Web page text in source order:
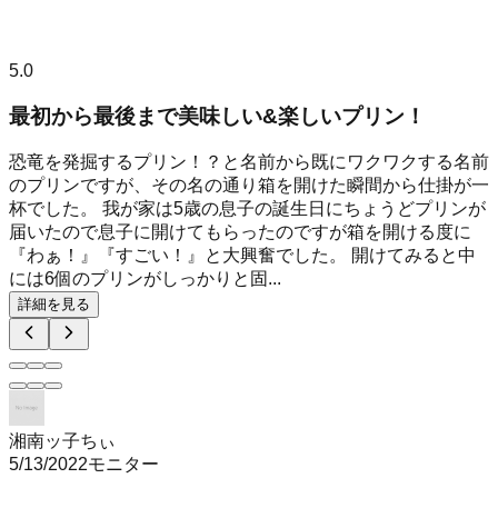
5.0
最初から最後まで美味しい&楽しいプリン！
恐竜を発掘するプリン！？と名前から既にワクワクする名前
のプリンですが、その名の通り箱を開けた瞬間から仕掛が一
杯でした。 我が家は5歳の息子の誕生日にちょうどプリンが
届いたので息子に開けてもらったのですが箱を開ける度に
『わぁ！』『すごい！』と大興奮でした。 開けてみると中
には6個のプリンがしっかりと固...
詳細を見る
湘南ッ子ちぃ
5/13/2022モニター